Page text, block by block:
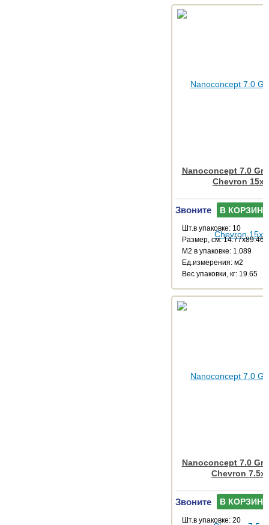
Nanoconcept 7.0
Chevron
Звоните В КОРЗИНУ
Шт.в упаковке: 10
Размер, см: 14.77x89.46
М2 в упаковке: 1.089
Ед.измерения: м2
Веc упаковки, кг: 19.65
Nanoconcept 7.0
Chevron
Звоните В КОРЗИНУ
Шт.в упаковке: 20